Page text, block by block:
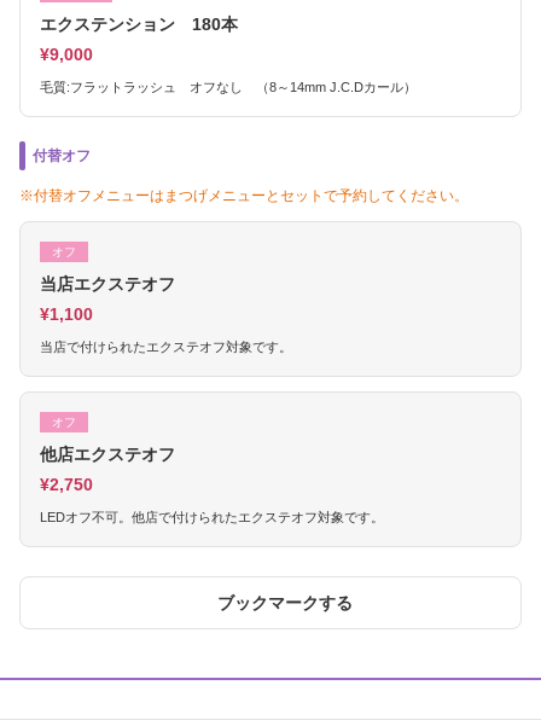
エクステンション 180本
¥9,000
毛質:フラットラッシュ オフなし （8～14mm J.C.Dカール）
付替オフ
※付替オフメニューはまつげメニューとセットで予約してください。
オフ
当店エクステオフ
¥1,100
当店で付けられたエクステオフ対象です。
オフ
他店エクステオフ
¥2,750
LEDオフ不可。他店で付けられたエクステオフ対象です。
ブックマークする